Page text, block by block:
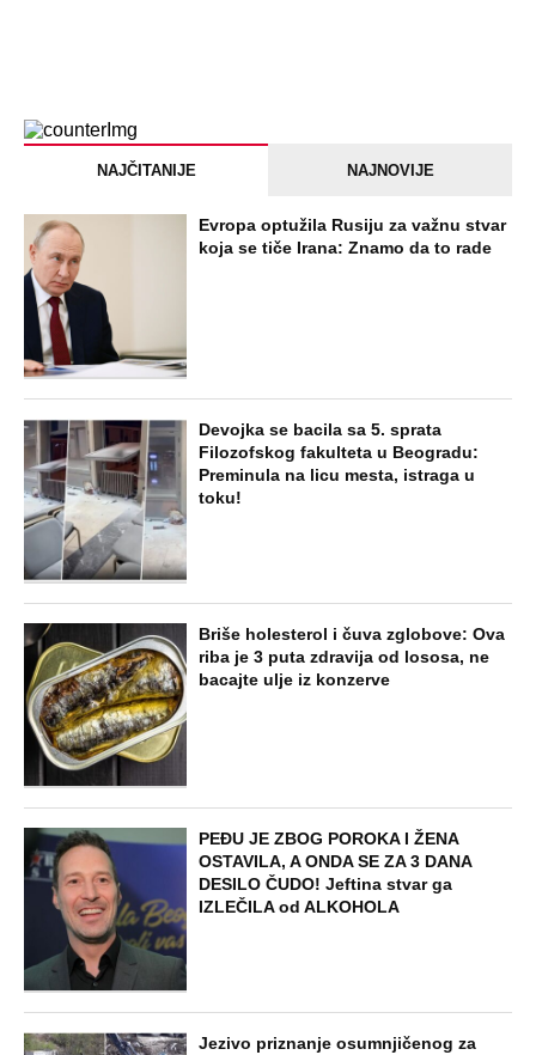
NAJČITANIJE NAJNOVIJE
Evropa optužila Rusiju za važnu stvar
koja se tiče Irana: Znamo da to rade
Devojka se bacila sa 5. sprata
Filozofskog fakulteta u Beogradu:
Preminula na licu mesta, istraga u
toku!
Briše holesterol i čuva zglobove: Ova
riba je 3 puta zdravija od lososa, ne
bacajte ulje iz konzerve
PEĐU JE ZBOG POROKA I ŽENA
OSTAVILA, A ONDA SE ZA 3 DANA
DESILO ČUDO! Jeftina stvar ga
IZLEČILA od ALKOHOLA
Jezivo priznanje osumnjičenog za